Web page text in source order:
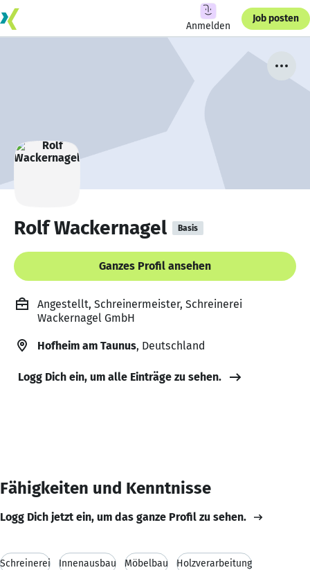
Anmelden
Job posten
Rolf Wackernagel Basis
Ganzes Profil ansehen
Angestellt, Schreinermeister, Schreinerei
Wackernagel GmbH
Hofheim am Taunus, Deutschland
Logg Dich ein, um alle Einträge zu sehen.
Fähigkeiten und Kenntnisse
Logg Dich jetzt ein, um das ganze Profil zu sehen.
Schreinerei Innenausbau Möbelbau Holzverarbeitung